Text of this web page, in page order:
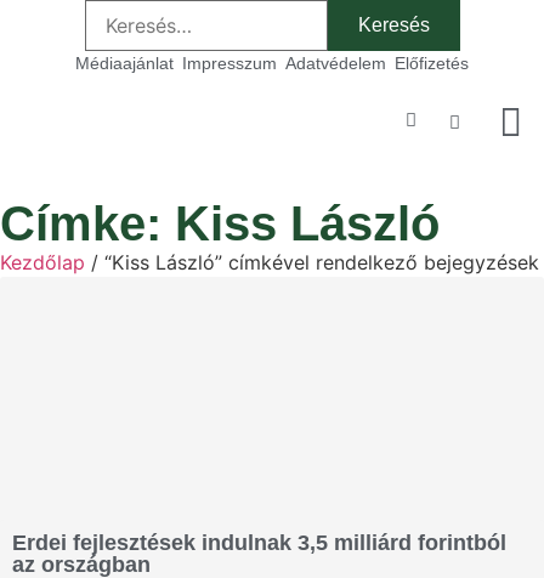
Médiaajánlat Impresszum Adatvédelem Előfizetés
Címke: Kiss László
Kezdőlap / “Kiss László” címkével rendelkező bejegyzések
Erdei fejlesztések indulnak 3,5 milliárd forintból
az országban